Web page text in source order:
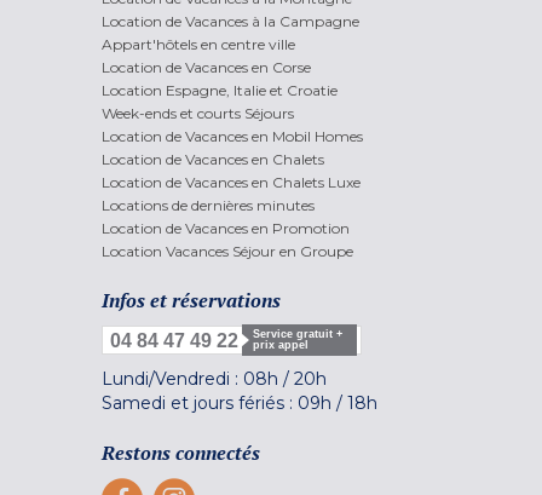
Location de Vacances à la Campagne
Appart'hôtels en centre ville
Location de Vacances en Corse
Location Espagne, Italie et Croatie
Week-ends et courts Séjours
Location de Vacances en Mobil Homes
Location de Vacances en Chalets
Location de Vacances en Chalets Luxe
Locations de dernières minutes
Location de Vacances en Promotion
Location Vacances Séjour en Groupe
Infos et réservations
04 84 47 49 22
Service gratuit +
prix appel
Lundi/Vendredi : 08h / 20h
Samedi et jours fériés : 09h / 18h
Restons connectés